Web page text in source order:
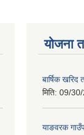
योजना
बार्षिक
मिति: 09/
याङवरक